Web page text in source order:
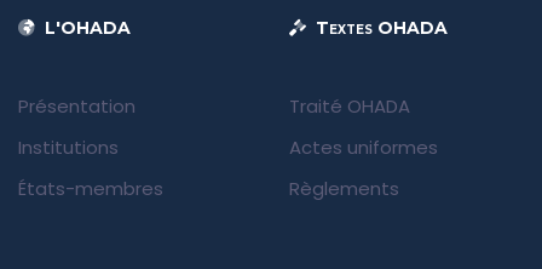
L'OHADA
Présentation
Institutions
États-membres
Textes OHADA
Traité OHADA
Actes uniformes
Règlements